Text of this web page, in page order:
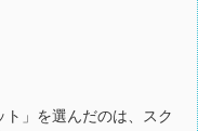
ト」を選んだのは、スク